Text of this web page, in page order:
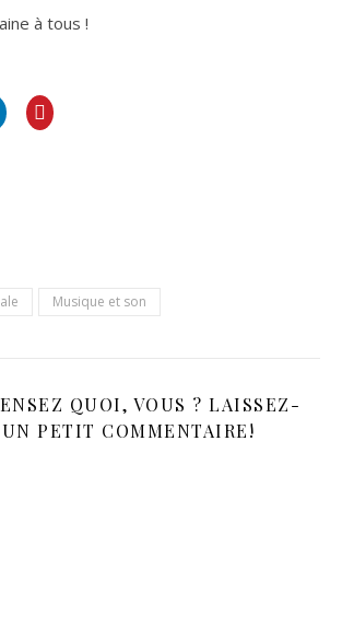
à tous !
Musique et son
QUOI, VOUS ? LAISSEZ-
PETIT COMMENTAIRE!